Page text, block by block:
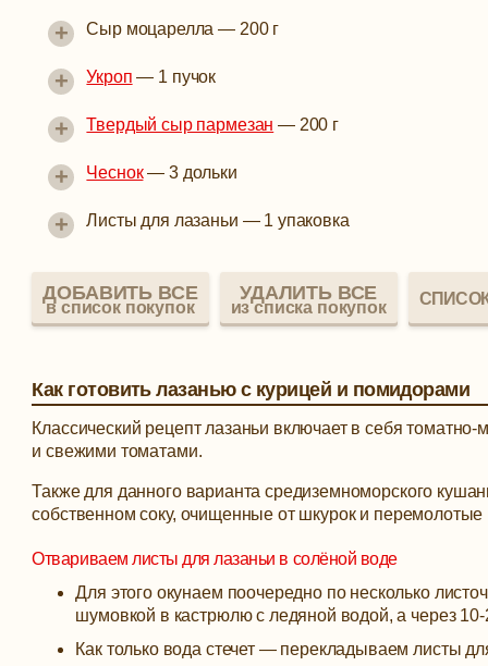
Сыр моцарелла — 200 г
+
Укроп — 1 пучок
+
Твердый сыр пармезан — 200 г
+
Чеснок— 3 дольки
+
Листы для лазаньи — 1 упаковка
+
ДОБАВИТЬ ВСЕ
в список покупок
УДАЛИТЬ ВСЕ
из списка покупок
Как готовить лазанью с курицей и помидорами
Классический рецепт лазаньи включает в себя
и свежими томатами.
Также для данного варианта средиземноморского
собственном соку, очищенные от шкурок и
Отвариваем листы для лазаньи в солёной воде
Для этого окунаем поочередно по несколько
шумовкой в кастрюлю с ледяной водой, а через
Как только вода стечет — перекладываем листы